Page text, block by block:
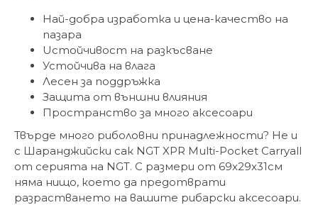
Най-добра изработка и цена-качество на
пазара
Uстойчивост на разкъсване
Устойчива на влага
Лесен за поддръжка
Защита от външни влияния
Пространство за много аксесоари
Твърде много риболовни принадлежности? Не и
с Шаранджийски сак NGT XPR Multi-Pocket Carryall
от серията на NGT. С размери от 69x29x31см
няма нищо, което да предотврати
разрастването на вашите рибарски аксесоари.